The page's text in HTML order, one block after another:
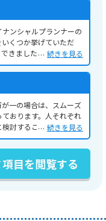
ンシャルプランナーの
くつか挙げていただ
きました。その中でコ
続きを見る
一の場合は、スムーズ
おります。人それぞれ
討することが何より大
無知の私が加入手続き
続きを見る
目を閲覧する